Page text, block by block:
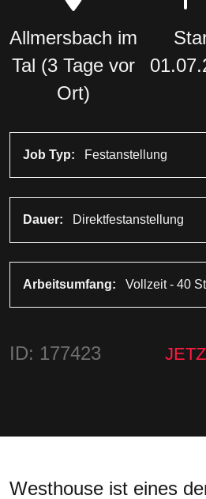
Allmersbach im
Tal (3 Tage vor
Ort)
Job Typ: Festanstellung
Dauer: Direktfestanstellung
Arbeitsumfang: Vollzeit - 40
ID: 177423
Westhouse ist eines